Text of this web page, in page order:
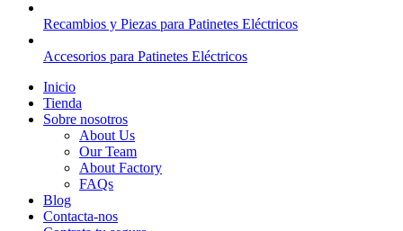
Recambios y Piezas para Patinetes Eléctricos
Accesorios para Patinetes Eléctricos
Inicio
Tienda
Sobre nosotros
About Us
Our Team
About Factory
FAQs
Blog
Contacta-nos